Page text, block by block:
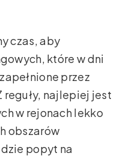
czas, aby
które w dni
przez
najlepiej jest
w rejonach lekko
obszarów
popyt na